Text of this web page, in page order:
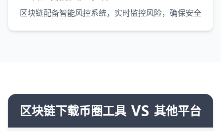
区块链配备智能风控系统，实时监控风险，确保安全
区块链下载币圈工具 VS 其他平台